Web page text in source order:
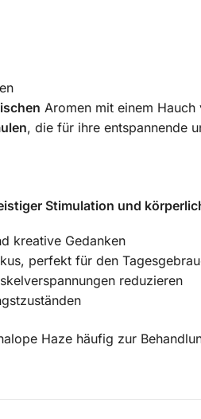
​
Aromen mit einem Hauch
, die für ihre entspannende
Stimulation und
kreative Gedanken
perfekt für den
reduzieren
Haze häufig zur